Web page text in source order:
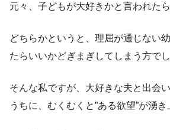
元々、子どもが大好きかと言われた
どちらかというと、理屈が通じない
たらいいかどぎまぎしてしまう方でし
そんな私ですが、大好きな夫と出会
うちに、むくむくと”ある欲望”が湧き